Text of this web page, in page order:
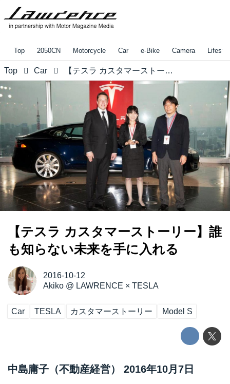
Top 2050CN Motorcycle Car e-Bike Camera
Top Car 【テスラ カスタマーストーリー】誰も知らない未来を手に入れる
【テスラ カスタマーストーリー】誰
も知らない未来を手に入れる
2016-10-12
Akiko@ LAWRENCE × TESLA
Car TESLA カスタマーストーリー Model S
中島庸子（不動産経営） 2016年10月7日